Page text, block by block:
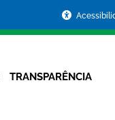
TRANSPARÊNCIA